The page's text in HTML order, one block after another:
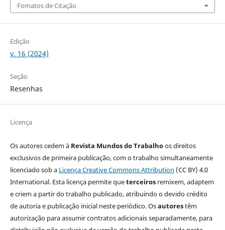
Fomatos de Citação
Edição
v. 16 (2024)
Seção
Resenhas
Licença
Os autores cedem à Revista Mundos do Trabalhoos direitos
exclusivos de primeira publicação, com o trabalho simultaneamente
licenciado sob a Licença Creative Commons Attribution (CC BY) 4.0
International. Esta licença permite queterceirosremixem, adaptem
e criem a partir do trabalho publicado, atribuindo o devido crédito
de autoria e publicação inicial neste periódico. Osautorestêm
autorização para assumir contratos adicionais separadamente, para